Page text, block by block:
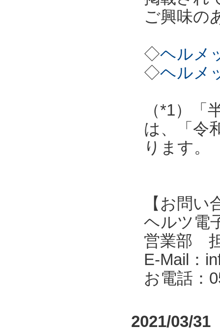
ご興味の
◇ヘルメ
◇ヘルメ
（*1）
は、「令
ります。
【お問い
ヘルツ電
営業部
E-Mail：
お電話：
2021/03/31